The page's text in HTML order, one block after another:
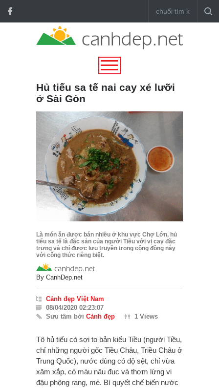
Hủ tiếu sa tế nai cay xé lưỡi
ở Sài Gòn
Là món ăn được bán nhiều ở khu vực Chợ Lớn, hủ
tiếu sa tế là đặc sản của người Tiều với vị cay đặc
trưng và chỉ được lưu truyền trong cộng đồng này
với công thức riêng biệt.
By CanhDep.net
Cảnh đẹp Việt Nam
08/04/2020 02:23:07
Sưu tầm bởi Cảnh đẹp 1 Views
Tô hủ tiếu có sợi to bản kiểu Tiều (người Tiều,
chỉ những người gốc Tiều Châu, Triều Châu ở
Trung Quốc), nước dùng có độ sệt, chỉ vừa
xăm xắp, có màu nâu đục và thơm lừng vị
đậu phộng rang, mè. Bí quyết chế biến nước